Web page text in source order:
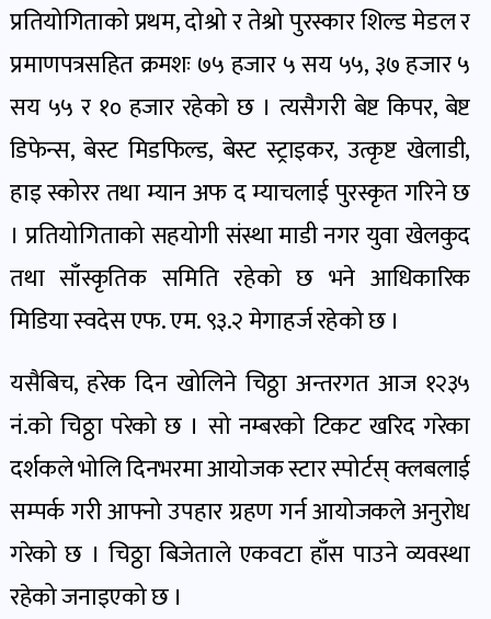
पडकास्ट
व्यक्ति-
व्यक्तित्व
पोष्ट
विचार-
ब्लग
पोष्ट
प्रतियोगिताको प्रथम, दोश्रो र तेश्रो पुरस्कार शिल्ड मेडल र
प्रमाणपत्रसहित क्रमशः ७५ हजार ५ सय ५५, ३७ हजार ५
सय ५५ र १० हजार रहेको छ । त्यसैगरी बेष्ट किपर, बेष्ट
डिफेन्स, बेस्ट मिडफिल्ड, बेस्ट स्ट्राइकर, उत्कृष्ट खेलाडी,
हाइ स्कोरर तथा म्यान अफ द म्याचलाई पुरस्कृत गरिने छ
। प्रतियोगिताको सहयोगी संस्था माडी नगर युवा खेलकुद
तथा साँस्कृतिक समिति रहेको छ भने आधिकारिक
मिडिया स्वदेस एफ. एम. ९३.२ मेगाहर्ज रहेको छ ।
यसैबिच, हरेक दिन खोलिने चिठ्ठा अन्तरगत आज १२३५
नं.को चिठ्ठा परेको छ । सो नम्बरको टिकट खरिद गरेका
दर्शकले भोलि दिनभरमा आयोजक स्टार स्पोर्टस् क्लबलाई
सम्पर्क गरी आफ्नो उपहार ग्रहण गर्न आयोजकले अनुरोध
गरेको छ । चिठ्ठा बिजेताले एकवटा हाँस पाउने व्यवस्था
रहेको जनाइएको छ ।